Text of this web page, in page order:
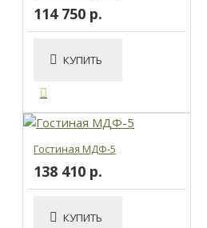
114 750 р.
КУПИТЬ
Гостиная МДФ-5
138 410 р.
КУПИТЬ